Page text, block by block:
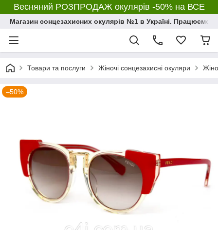
Весняний РОЗПРОДАЖ окулярів -50% на ВСЕ
Магазин сонцезахисних окулярів №1 в Україні. Працюємо з
Товари та послуги Жіночі сонцезахисні окуляри
–50%